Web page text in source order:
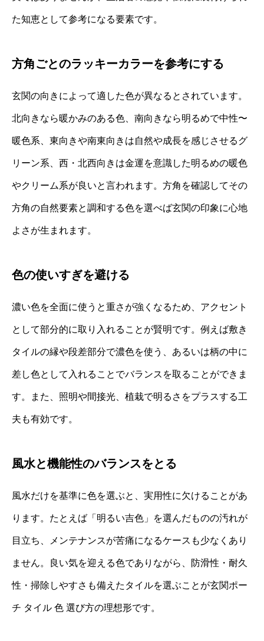
た知恵として参考になる要素です。
方角ごとのラッキーカラーを参考にする
玄関の向きによって適した色が異なるとされています。
北向きなら暖かみのある色、南向きなら明るめで中性〜
暖色系、東向きや南東向きは自然や成長を感じさせるグ
リーン系、西・北西向きは金運を意識した明るめの暖色
やクリーム系が良いと言われます。方角を確認してその
方角の自然要素と調和する色を選べば玄関の印象に心地
よさが生まれます。
色の使いすぎを避ける
濃い色を全面に使うと重さが強くなるため、アクセント
として部分的に取り入れることが賢明です。例えば敷き
タイルの縁や段差部分で濃色を使う、あるいは柄の中に
差し色として入れることでバランスを取ることができま
す。また、照明や間接光、植栽で明るさをプラスする工
夫も有効です。
風水と機能性のバランスをとる
風水だけを基準に色を選ぶと、実用性に欠けることがあ
ります。たとえば「明るい吉色」を選んだものの汚れが
目立ち、メンテナンスが苦痛になるケースも少なくあり
ません。良い気を迎える色でありながら、防滑性・耐久
性・掃除しやすさも備えたタイルを選ぶことが玄関ポー
チ タイル 色 選び方の理想形です。